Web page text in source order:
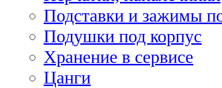
Подставки и зажимы
Подушки под корпус
Хранение в сервисе
Цанги